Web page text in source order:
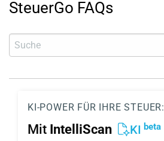
SteuerGo FAQs
KI-POWER FÜR IHRE STEUER:
Mit IntelliScan KI beta